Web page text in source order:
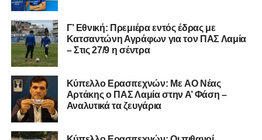
εμπειρίαανώτερων επιπέδων,δεν μπορεί να εκπέμπει
εικόνα ομάδας-θύματος.Δεν γίνεται να μιλά για «κέντρα
αποφάσεων» και «επιρροές» και «αδικίες».
ομολογούν μειονεξία. Τη διορθώνουν.Βέβαια αυτό
απαιτεί και ισχυρό διοικητικό αποτύπωμα. Κάτι που σε
αυτή την έκδοση του ΠΑΣ Λαμία, με όσα προηγήθηκαν το
Γ’ Εθνική: Πρεμιέρα εντός έδρας με
Κατσαντώνη Αγράφων για τον ΠΑΣ Λαμία
– Στις 27/9 η σέντρα
Kύπελλο Ερασιτεχνών: Με AO Nέας
Αρτάκης ο ΠΑΣ Λαμία στην Α’ Φάση –
Αναλυτικά τα ζευγάρια